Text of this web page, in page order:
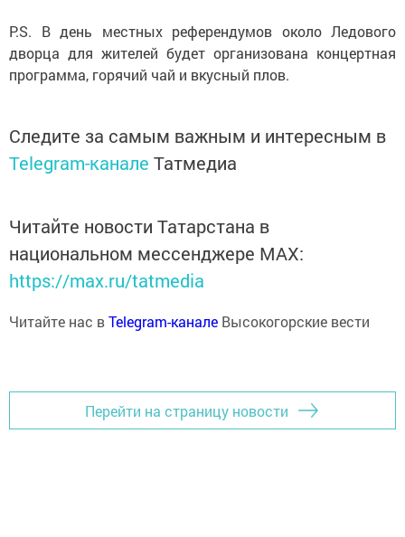
P.S. В день местных референдумов около Ледового
дворца для жителей будет организована концертная
программа, горячий чай и вкусный плов.
Следите за самым важным и интересным в
Telegram-канале Татмедиа
Читайте новости Татарстана в
национальном мессенджере MАХ:
https://max.ru/tatmedia
Читайте нас вTelegram-канале Высокогорские вести
Перейти на страницу новости